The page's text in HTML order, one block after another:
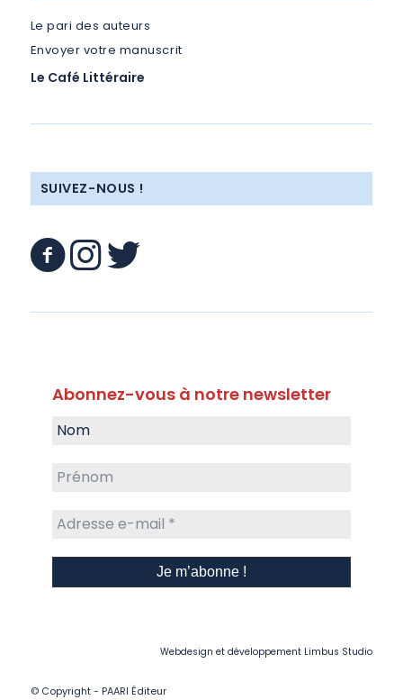
Le pari des auteurs
Envoyer votre manuscrit
Le Café Littéraire
SUIVEZ-NOUS !
Abonnez-vous à notre newsletter
Webdesign et développement Limbus Studio
© Copyright - PAARI Éditeur